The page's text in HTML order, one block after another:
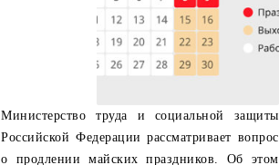
Министерство труда и социальной защиты
Российской Федерации рассматривает вопрос
о продлении майских праздников. Об этом